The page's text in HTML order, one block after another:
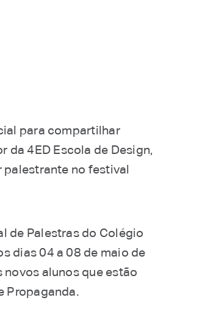
para compartilhar
da 4ED Escola de Design,
no festival
de Palestras do Colégio
dias 04 a 08 de maio de
alunos que estão
Propaganda.